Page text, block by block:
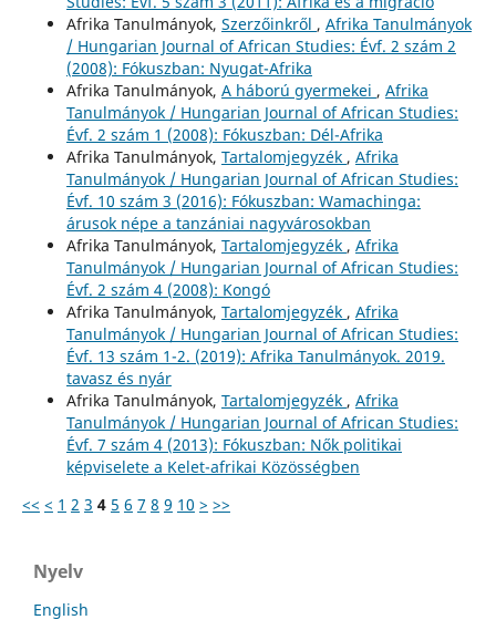
Afrika Tanulmányok, Szerzőinkről , Afrika Tanulmányok
/ Hungarian Journal of African Studies: Évf. 2 szám 2
(2008): Fókuszban: Nyugat-Afrika
Afrika Tanulmányok, A háború gyermekei , Afrika
Tanulmányok / Hungarian Journal of African Studies:
Évf. 2 szám 1 (2008): Fókuszban: Dél-Afrika
Afrika Tanulmányok, Tartalomjegyzék , Afrika
Tanulmányok / Hungarian Journal of African Studies:
Évf. 10 szám 3 (2016): Fókuszban: Wamachinga:
árusok népe a tanzániai nagyvárosokban
Afrika Tanulmányok, Tartalomjegyzék , Afrika
Tanulmányok / Hungarian Journal of African Studies:
Évf. 2 szám 4 (2008): Kongó
Afrika Tanulmányok, Tartalomjegyzék , Afrika
Tanulmányok / Hungarian Journal of African Studies:
Évf. 13 szám 1-2. (2019): Afrika Tanulmányok. 2019.
tavasz és nyár
Afrika Tanulmányok, Tartalomjegyzék , Afrika
Tanulmányok / Hungarian Journal of African Studies:
Évf. 7 szám 4 (2013): Fókuszban: Nők politikai
képviselete a Kelet-afrikai Közösségben
<< < 1 2 3 4 5 6 7 8 9 10 > >>
Nyelv
English